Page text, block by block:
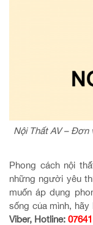
Nội Thất AV – Đơn
Phong cách nội
những người yêu
muốn áp dụng
sống của mình,
Viber, Hotline: